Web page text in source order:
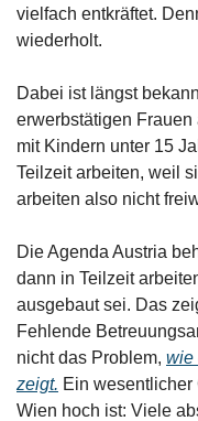
vielfach entkräftet.
wiederholt.
Dabei ist längst
erwerbstätigen Frauen
mit Kindern unter 15
Teilzeit arbeiten, weil
arbeiten also nicht
Die Agenda Austria
dann in Teilzeit
ausgebaut sei. Das
Fehlende
nicht das Problem, wie
zeigt. Ein wesentlicher
Wien hoch ist: Viele